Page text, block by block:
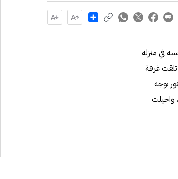
Share
في منزله
غرفة
توجه
واحيلت